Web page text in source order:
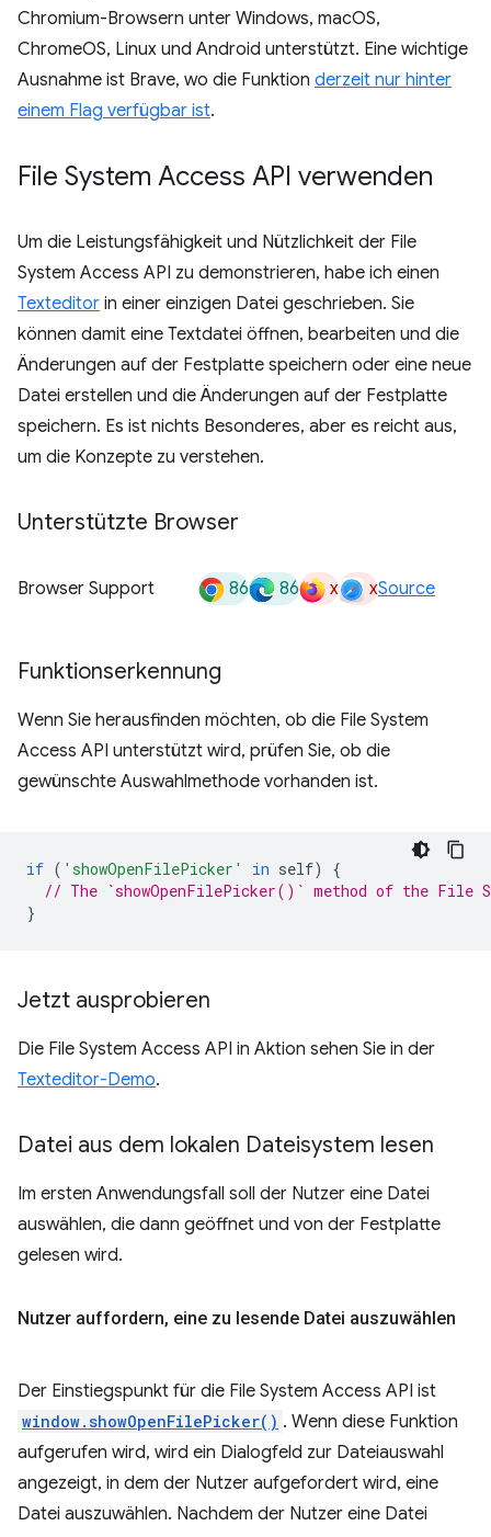
Chromium-Browsern unter Windows, macOS,
ChromeOS, Linux und Android unterstützt. Eine wichtige
Ausnahme ist Brave, wo die Funktion derzeit nur hinter
einem Flag verfügbar ist.
File System Access API verwenden
Um die Leistungsfähigkeit und Nützlichkeit der File
System Access API zu demonstrieren, habe ich einen
Texteditor in einer einzigen Datei geschrieben. Sie
können damit eine Textdatei öffnen, bearbeiten und die
Änderungen auf der Festplatte speichern oder eine neue
Datei erstellen und die Änderungen auf der Festplatte
speichern. Es ist nichts Besonderes, aber es reicht aus,
um die Konzepte zu verstehen.
Unterstützte Browser
Browser Support 86 86 x xSource
Funktionserkennung
Wenn Sie herausfinden möchten, ob die File System
Access API unterstützt wird, prüfen Sie, ob die
gewünschte Auswahlmethode vorhanden ist.
if ( 'showOpenFilePicker' in self)
{
// The `showOpenFilePicker()` method of the File
}
Jetzt ausprobieren
Die File System Access API in Aktion sehen Sie in der
Texteditor-Demo.
Datei aus dem lokalen Dateisystem lesen
Im ersten Anwendungsfall soll der Nutzer eine Datei
auswählen, die dann geöffnet und von der Festplatte
gelesen wird.
Nutzer auffordern, eine zu lesende Datei auszuwählen
Der Einstiegspunkt für die File System Access API ist
window.showOpenFilePicker() . Wenn diese Funktion
aufgerufen wird, wird ein Dialogfeld zur Dateiauswahl
angezeigt, in dem der Nutzer aufgefordert wird, eine
Datei auszuwählen. Nachdem der Nutzer eine Datei